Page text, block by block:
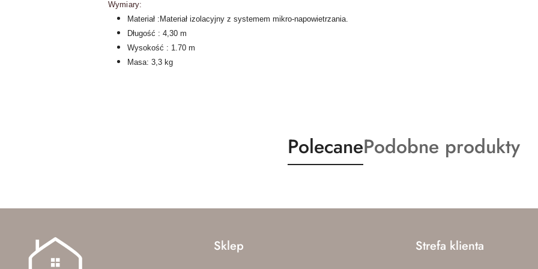
Wymiary:
Materiał :Materiał izolacyjny z systemem mikro-napowietrzania.
Długość : 4,30 m
Wysokość : 1.70 m
Masa: 3,3 kg
Produkty
o
PolecaneProdukty
o
Podobne produkty
Sklep Strefa klienta